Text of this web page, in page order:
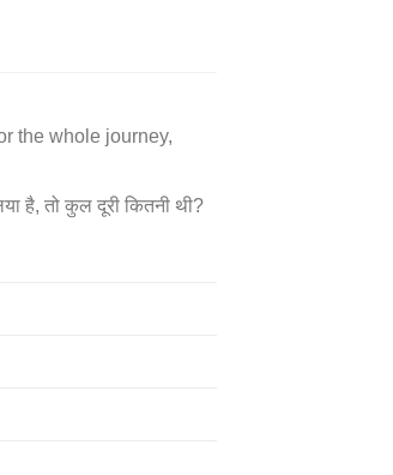
the whole journey,
है, तो कुल दूरी कितनी थी?